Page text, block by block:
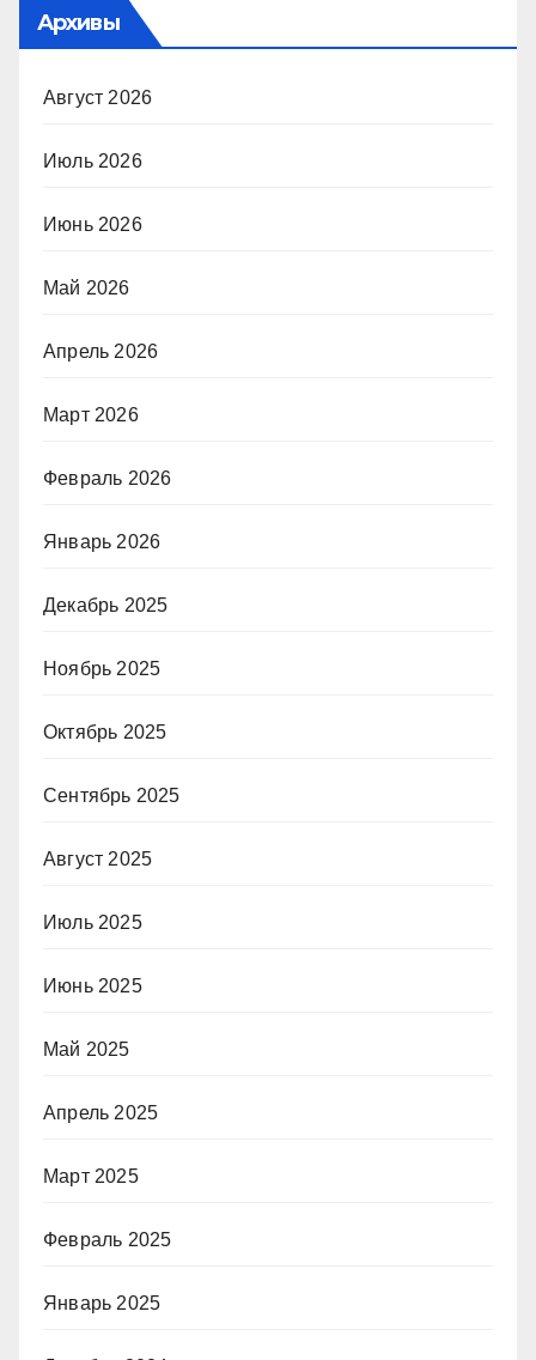
Архивы
Август 2026
Июль 2026
Июнь 2026
Май 2026
Апрель 2026
Март 2026
Февраль 2026
Январь 2026
Декабрь 2025
Ноябрь 2025
Октябрь 2025
Сентябрь 2025
Август 2025
Июль 2025
Июнь 2025
Май 2025
Апрель 2025
Март 2025
Февраль 2025
Январь 2025